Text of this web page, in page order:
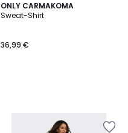
ONLY CARMAKOMA
Sweat-Shirt
36,99 €